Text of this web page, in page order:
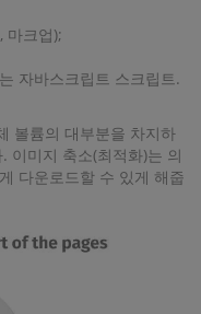
마크업);
자바스크립트 스크립트.
볼륨의 대부분을 차지하
이미지 축소(최적화)는 의
다운로드할 수 있게 해줍